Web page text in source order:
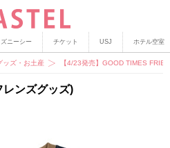
ニーシー チケット USJ ホテル空室
ッズ・お土産 【4/23発売】GOOD TIMES
レンズグッズ)